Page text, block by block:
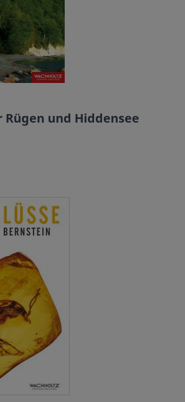
und Hiddensee